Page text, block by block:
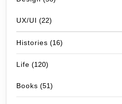
UX/UI (22)
Histories (16)
Life (120)
Books (51)